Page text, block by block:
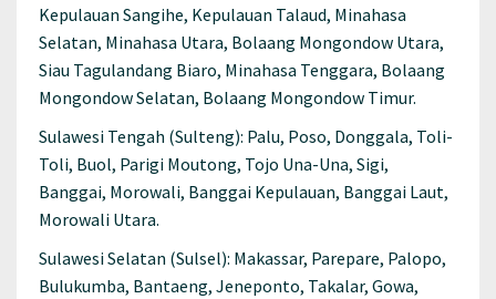
Kepulauan Sangihe, Kepulauan Talaud, Minahasa
Selatan, Minahasa Utara, Bolaang Mongondow Utara,
Siau Tagulandang Biaro, Minahasa Tenggara, Bolaang
Mongondow Selatan, Bolaang Mongondow Timur.
Sulawesi Tengah (Sulteng): Palu, Poso, Donggala, Toli-
Toli, Buol, Parigi Moutong, Tojo Una-Una, Sigi,
Banggai, Morowali, Banggai Kepulauan, Banggai Laut,
Morowali Utara.
Sulawesi Selatan (Sulsel): Makassar, Parepare, Palopo,
Bulukumba, Bantaeng, Jeneponto, Takalar, Gowa,